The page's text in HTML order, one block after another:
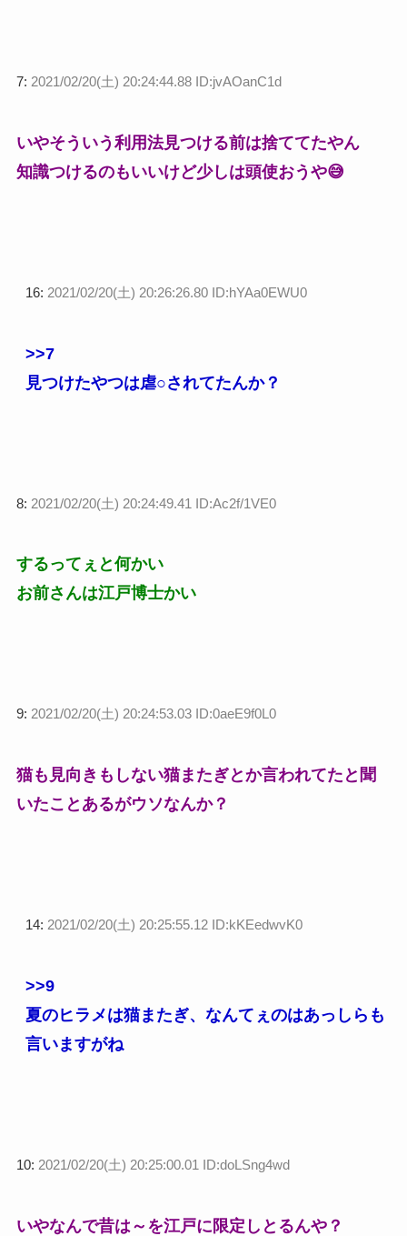
7: 2021/02/20(土) 20:24:44.88 ID:jvAOanC1d
いやそういう利用法見つける前は捨ててたやん
知識つけるのもいいけど少しは頭使おうや😅
16: 2021/02/20(土) 20:26:26.80 ID:hYAa0EWU0
>>7
見つけたやつは虐○されてたんか？
8: 2021/02/20(土) 20:24:49.41 ID:Ac2f/1VE0
するってぇと何かい
お前さんは江戸博士かい
9: 2021/02/20(土) 20:24:53.03 ID:0aeE9f0L0
猫も見向きもしない猫またぎとか言われてたと聞
いたことあるがウソなんか？
14: 2021/02/20(土) 20:25:55.12 ID:kKEedwvK0
>>9
夏のヒラメは猫またぎ、なんてぇのはあっしらも
言いますがね
10: 2021/02/20(土) 20:25:00.01 ID:doLSng4wd
いやなんで昔は～を江戸に限定しとるんや？